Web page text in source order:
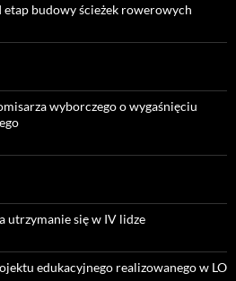
etap budowy ścieżek rowerowych
wyborczego o wygaśnięciu
utrzymanie się w IV lidze
edukacyjnego realizowanego w LO